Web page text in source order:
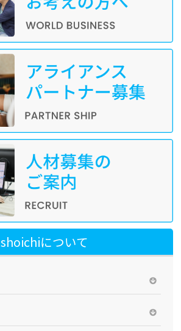
shoichiについて